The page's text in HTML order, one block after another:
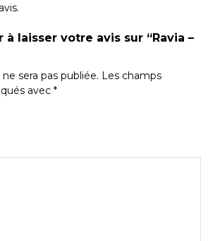
laisser votre avis sur “Ravia –
sera pas publiée. Les champs
avec *